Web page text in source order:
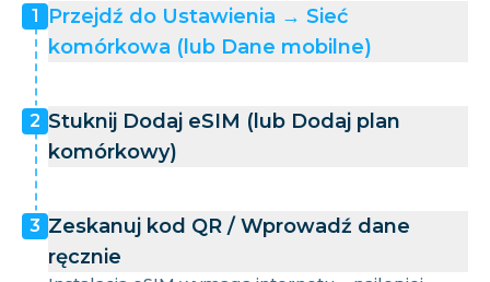
1
Przejdź do Ustawienia → Sieć
komórkowa (lub Dane mobilne)
2 Stuknij Dodaj eSIM (lub Dodaj plan
komórkowy)
3 Zeskanuj kod QR / Wprowadź dane
ręcznie